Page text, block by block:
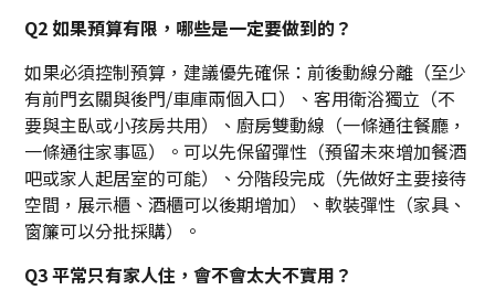
Q2 如果預算有限，哪些是一定要做到的？
如果必須控制預算，建議優先確保：前後動線分離（至少
有前門玄關與後門/車庫兩個入口）、客用衛浴獨立（不
要與主臥或小孩房共用）、廚房雙動線（一條通往餐廳，
一條通往家事區）。可以先保留彈性（預留未來增加餐酒
吧或家人起居室的可能）、分階段完成（先做好主要接待
空間，展示櫃、酒櫃可以後期增加）、軟裝彈性（家具、
窗簾可以分批採購）。
Q3 平常只有家人住，會不會太大不實用？